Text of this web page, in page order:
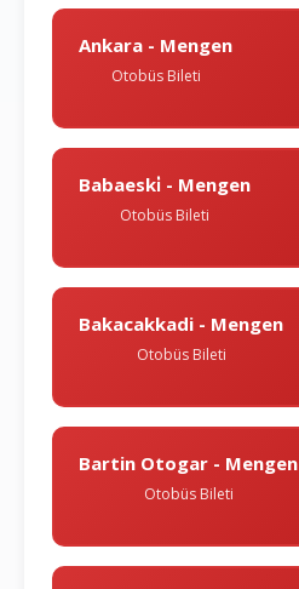
Ankara - Mengen
Otobüs Bileti
Babaeski̇ - Mengen
Otobüs Bileti
Bakacakkadi - Mengen
Otobüs Bileti
Bartin Otogar - Mengen
Otobüs Bileti